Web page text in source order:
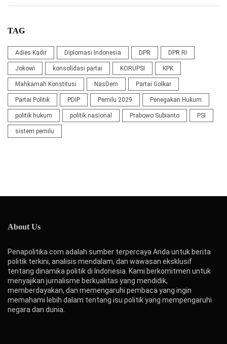
TAG
Adies Kadir Diplomasi Indonesia DPR DPR RI
Jokowi konsolidasi partai KORUPSI KPK
Mahkamah Konstitusi NasDem Partai Golkar
Partai Politik PDIP Pemilu 2029 Penegakan Hukum
politik hukum politik nasional Prabowo Subianto PSI
sistem pemilu
About Us
Penapolitika.com adalah sumber terpercaya Anda untuk berita
politik terkini, analisis mendalam, dan wawasan eksklusif
tentang dinamika politik di Indonesia. Kami berkomitmen untuk
menyajikan jurnalisme berkualitas yang mendidik,
memberdayakan, dan memengaruhi pembaca yang ingin
memahami lebih dalam tentang isu politik yang mempengaruhi
negara dan dunia.